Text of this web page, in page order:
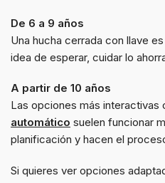
De 6 a 9 años
Una hucha cerrada con llave
idea de esperar, cuidar lo
A partir de 10 años
Las opciones más interactivas
automático suelen funcionar
planificación y hacen el
Si quieres ver opciones